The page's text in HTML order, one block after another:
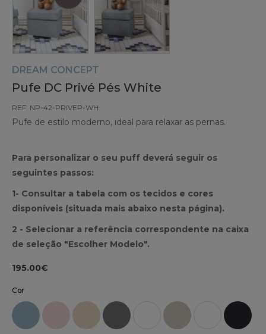
DREAM CONCEPT
Pufe DC Privé Pés White
REF: NP-42-PRIVEP-WH
Pufe de estilo moderno, ideal para relaxar as pernas.
Para personalizar o seu puff deverá seguir os
seguintes passos:
1- Consultar a tabela com os tecidos e cores
disponíveis (situada mais abaixo nesta página).
2 - Selecionar a referência correspondente na caixa
de seleção "Escolher Modelo".
195.00€
Cor